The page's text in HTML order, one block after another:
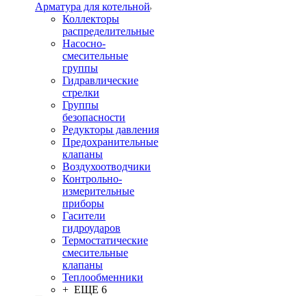
Арматура для котельной
Коллекторы
распределительные
Насосно-
смесительные
группы
Гидравлические
стрелки
Группы
безопасности
Редукторы давления
Предохранительные
клапаны
Воздухоотводчики
Контрольно-
измерительные
приборы
Гасители
гидроударов
Термостатические
смесительные
клапаны
Теплообменники
+ ЕЩЕ 6